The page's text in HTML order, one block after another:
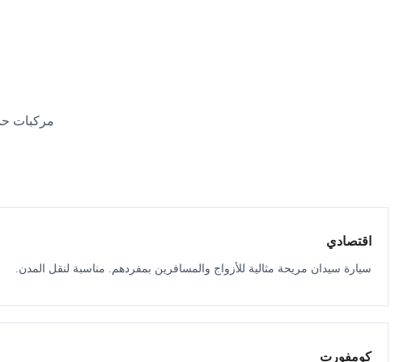
مركبات
اقتصادي
سيارة سيدان مريحة مثالية للأزواج والمسافرين بمفردهم. مناسبة لنقل المدن.
كومفورت